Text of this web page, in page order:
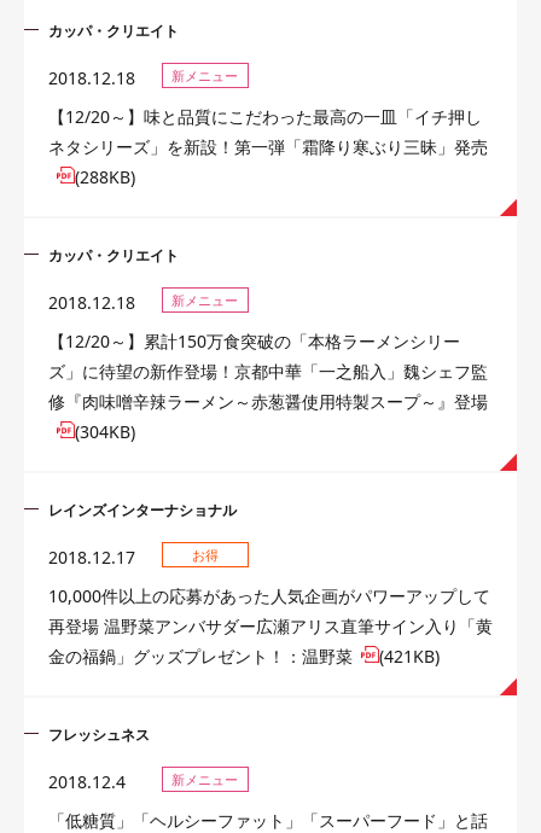
カッパ・クリエイト
2018.12.18 新メニュー
【12/20～】味と品質にこだわった最高の一皿「イチ押し
ネタシリーズ」を新設！第一弾「霜降り寒ぶり三昧」発売
(288KB)
カッパ・クリエイト
2018.12.18 新メニュー
【12/20～】累計150万食突破の「本格ラーメンシリー
ズ」に待望の新作登場！京都中華「一之船入」魏シェフ監
修『肉味噌辛辣ラーメン～赤葱醤使用特製スープ～』登場
(304KB)
レインズインターナショナル
2018.12.17 お得
10,000件以上の応募があった人気企画がパワーアップして
再登場 温野菜アンバサダー広瀬アリス直筆サイン入り「黄
金の福鍋」グッズプレゼント！：温野菜
(421KB)
フレッシュネス
2018.12.4 新メニュー
「低糖質」「ヘルシーファット」「スーパーフード」と話